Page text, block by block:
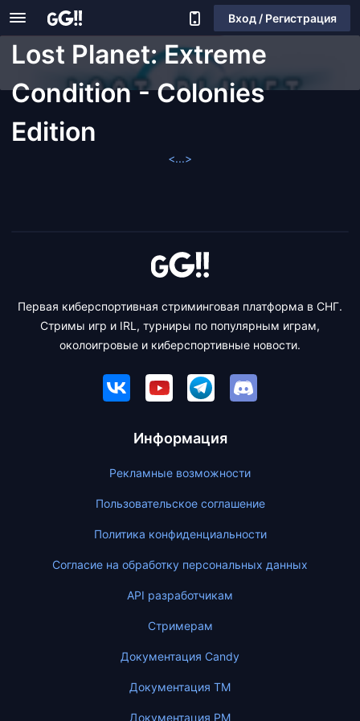
Вход / Регистрация
Lost Planet: Extreme
Condition - Colonies
Edition
<...>
Первая киберспортивная стриминговая платформа в СНГ.
Стримы игр и IRL, турниры по популярным играм,
околоигровые и киберспортивные новости.
Информация
Рекламные возможности
Пользовательское соглашение
Политика конфиденциальности
Согласие на обработку персональных данных
API разработчикам
Стримерам
Документация Candy
Документация ТМ
Документация PM